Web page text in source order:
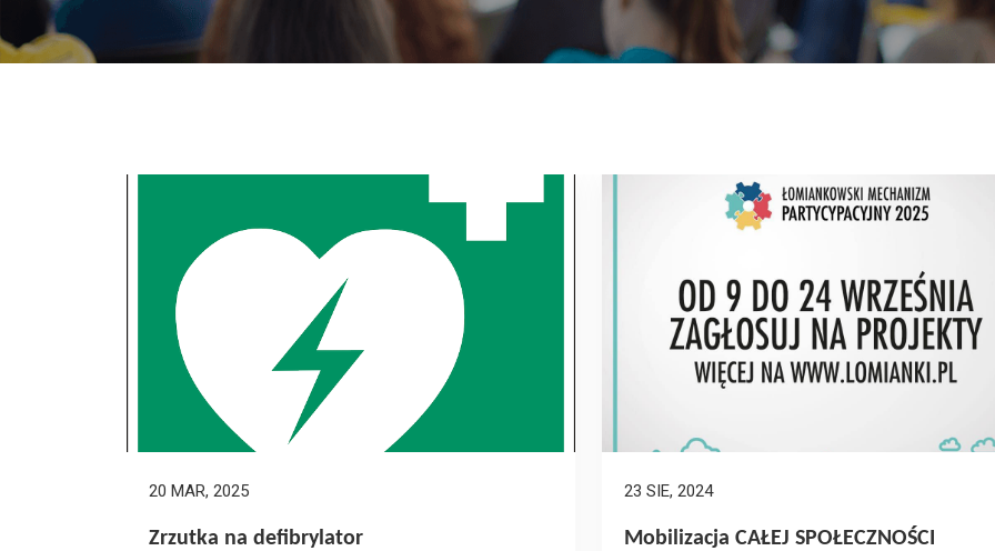
20 MAR, 2025
Zrzutka na defibrylator
23 SIE, 2024
Mobilizacja CAŁEJ SPOŁECZNOŚCI